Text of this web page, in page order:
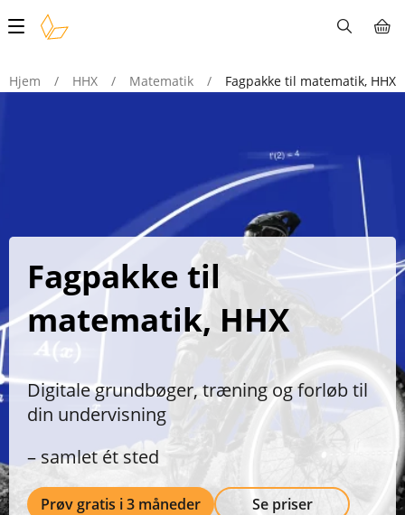
Main
Hjem
/ HHX / Matematik / Fagpakke til matematik, HHX
Fagpakke til
matematik, HHX
Digitale grundbøger, træning og forløb til
din undervisning
– samlet ét sted
Prøv gratis i 3 måneder Se priser